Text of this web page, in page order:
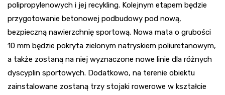
polipropylenowych i jej recykling. Kolejnym etapem będzie
przygotowanie betonowej podbudowy pod nową,
bezpieczną nawierzchnię sportową. Nowa mata o grubości
10 mm będzie pokryta zielonym natryskiem poliuretanowym,
a także zostaną na niej wyznaczone nowe linie dla różnych
dyscyplin sportowych. Dodatkowo, na terenie obiektu
zainstalowane zostaną trzy stojaki rowerowe w kształcie